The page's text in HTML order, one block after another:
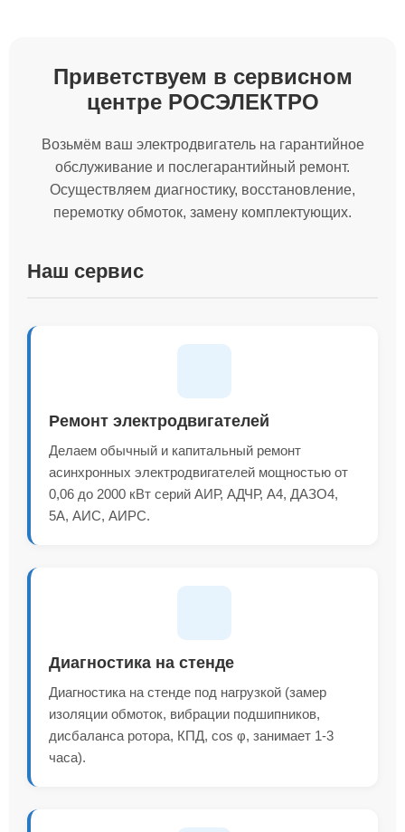
Приветствуем в сервисном
центре РОСЭЛЕКТРО
Возьмём ваш электродвигатель на гарантийное
обслуживание и послегарантийный ремонт.
Осуществляем диагностику, восстановление,
перемотку обмоток, замену комплектующих.
Наш сервис
Ремонт электродвигателей
Делаем обычный и капитальный ремонт
асинхронных электродвигателей мощностью от
0,06 до 2000 кВт серий АИР, АДЧР, А4, ДАЗО4,
5А, АИС, АИРС.
Диагностика на стенде
Диагностика на стенде под нагрузкой (замер
изоляции обмоток, вибрации подшипников,
дисбаланса ротора, КПД, cos φ, занимает 1-3
часа).